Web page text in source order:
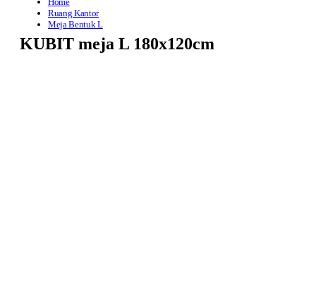
Ruang Kantor
Meja Bentuk L
KUBIT meja L 180x120cm